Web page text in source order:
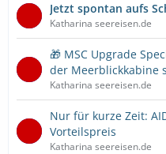
Jetzt spontan aufs
Katharina seereisen.de
🎁 MSC Upgrade
der Meerblickkabine
Katharina seereisen.de
Nur für kurze Zeit:
Vorteilspreis
Katharina seereisen.de